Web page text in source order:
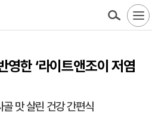
영한 ‘라이트앤조이 저염
맛 살린 건강 간편식